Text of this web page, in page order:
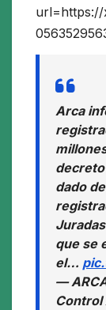
url=https://
Arca
dado
que se
el…
—
Control